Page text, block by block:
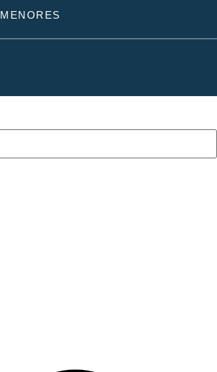
MENORES